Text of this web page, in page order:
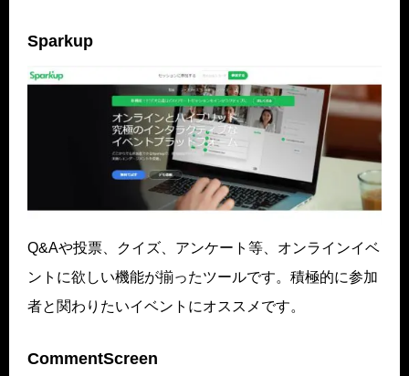
Sparkup
Q&Aや投票、クイズ、アンケート等、オンラインイベ
ントに欲しい機能が揃ったツールです。積極的に参加
者と関わりたいイベントにオススメです。
CommentScreen